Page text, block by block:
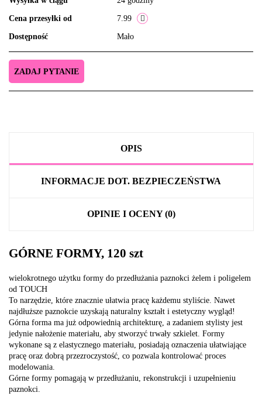
Cena przesyłki od 7.99
Dostępność Mało
ZADAJ PYTANIE
OPIS
INFORMACJE DOT. BEZPIECZEŃSTWA
OPINIE I OCENY (0)
GÓRNE FORMY, 120 szt
wielokrotnego użytku formy do przedłużania paznokci żelem i poligelem
od TOUCH
To narzędzie, które znacznie ułatwia pracę każdemu styliście. Nawet
najdłuższe paznokcie uzyskają naturalny kształt i estetyczny wygląd!
Górna forma ma już odpowiednią architekturę, a zadaniem stylisty jest
jedynie nałożenie materiału, aby stworzyć trwały szkielet. Formy
wykonane są z elastycznego materiału, posiadają oznaczenia ułatwiające
pracę oraz dobrą przezroczystość, co pozwala kontrolować proces
modelowania.
Górne formy pomagają w przedłużaniu, rekonstrukcji i uzupełnieniu
paznokci.